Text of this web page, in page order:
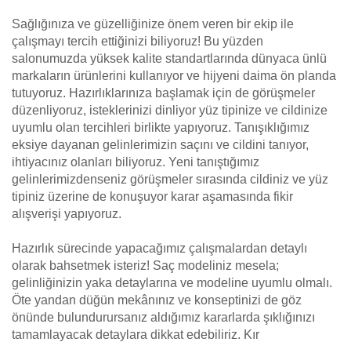
Sağlığınıza ve güzelliğinize önem veren bir ekip ile
çalışmayı tercih ettiğinizi biliyoruz! Bu yüzden
salonumuzda yüksek kalite standartlarında dünyaca ünlü
markaların ürünlerini kullanıyor ve hijyeni daima ön planda
tutuyoruz. Hazırlıklarınıza başlamak için de görüşmeler
düzenliyoruz, isteklerinizi dinliyor yüz tipinize ve cildinize
uyumlu olan tercihleri birlikte yapıyoruz. Tanışıklığımız
eksiye dayanan gelinlerimizin saçını ve cildini tanıyor,
ihtiyacınız olanları biliyoruz. Yeni tanıştığımız
gelinlerimizdenseniz görüşmeler sırasında cildiniz ve yüz
tipiniz üzerine de konuşuyor karar aşamasında fikir
alışverişi yapıyoruz.
Hazırlık sürecinde yapacağımız çalışmalardan detaylı
olarak bahsetmek isteriz! Saç modeliniz mesela;
gelinliğinizin yaka detaylarına ve modeline uyumlu olmalı.
Öte yandan düğün mekânınız ve konseptinizi de göz
önünde bulundurursanız aldığımız kararlarda şıklığınızı
tamamlayacak detaylara dikkat edebiliriz. Kır